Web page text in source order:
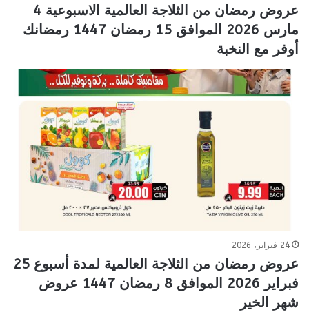
عروض رمضان من الثلاجة العالمية الاسبوعية 4
مارس 2026 الموافق 15 رمضان 1447 رمضانك
أوفر مع النخبة
24 فبراير، 2026
عروض رمضان من الثلاجة العالمية لمدة أسبوع 25
فبراير 2026 الموافق 8 رمضان 1447 عروض
شهر الخير